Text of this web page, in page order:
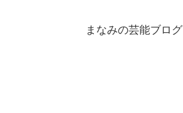
まなみの芸能ブログ